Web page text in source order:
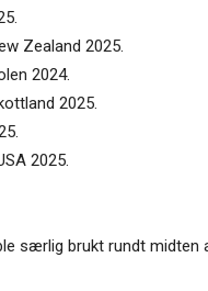
Zealand 2025.
2024.
2025.
2025.
særlig brukt rundt